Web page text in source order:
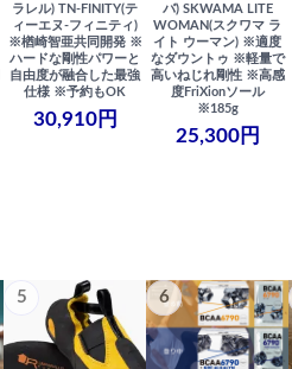
ラレル) TN-FINITY(テ
ィーエヌ-フィニティ)
※楢崎智亜共同開発 ※
ハードな剛性パワーと
自由度が融合した最強
仕様 ※予約もOK
30,910円
バ) SKWAMA LITE
WOMAN(スクワマ ラ
イト ウーマン) ※適度
なダウントゥ ※軽量で
高いねじれ剛性 ※高感
度FriXionソール
※185g
25,300円
5 6